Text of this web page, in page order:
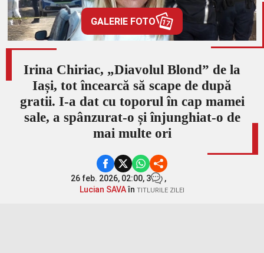
GALERIE FOTO 17
Irina Chiriac, „Diavolul Blond” de la
Iași, tot încearcă să scape de după
gratii. I-a dat cu toporul în cap mamei
sale, a spânzurat-o și înjunghiat-o de
mai multe ori
26 feb. 2026, 02:00, 3
,
Lucian SAVAîn TITLURILE ZILEI